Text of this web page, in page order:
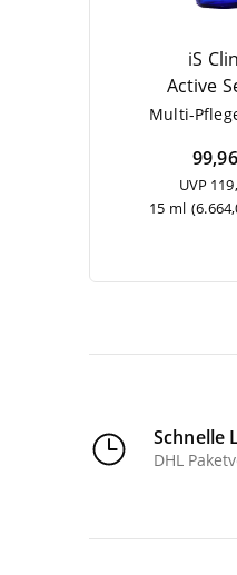
iS
Acti­ve
Mul­ti-
UVP
15 ml
Schnelle
DHL